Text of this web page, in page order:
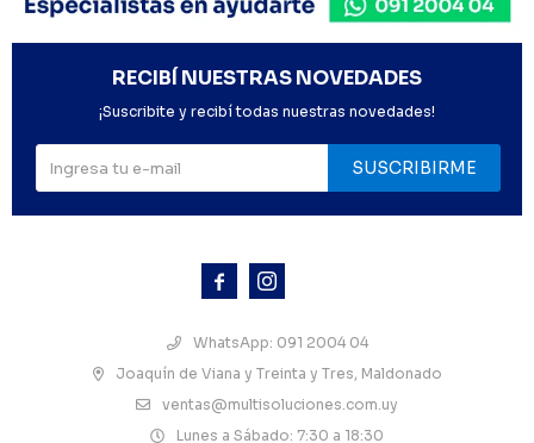
 
WhatsApp: 091 2004 04
Joaquín de Viana y Treinta y Tres, Maldonado
ventas@multisoluciones.com.uy
Lunes a Sábado: 7:30 a 18:30
RECIBÍ NUESTRAS NOVEDADES
¡Suscribite y recibí todas nuestras novedades!
SUSCRIBIRME